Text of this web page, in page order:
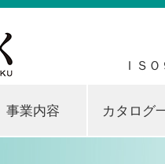
ＩＳ
事業内容 カタログ